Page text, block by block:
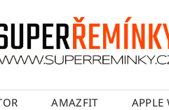
AMAZFIT APPLE